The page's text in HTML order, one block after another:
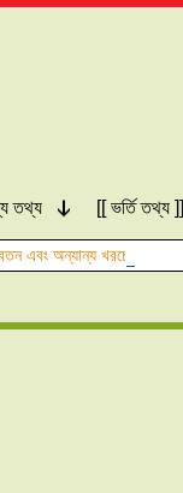
তথ্য [[ ভর্তি তথ্য ]]
এবং অন্যান্য খরচের তালিকা